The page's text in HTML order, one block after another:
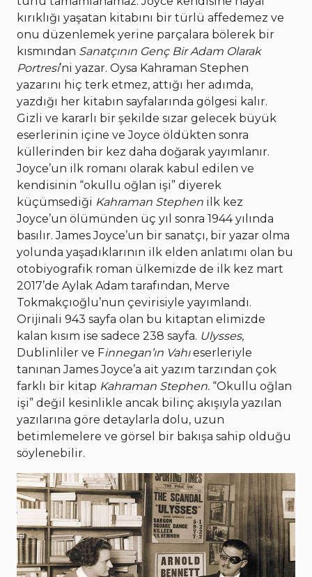
kırıklığı yaşatan kitabını bir türlü affedemez ve
onu düzenlemek yerine parçalara bölerek bir
kısmından Sanatçının Genç Bir Adam Olarak
Portresi’ni yazar. Oysa Kahraman Stephen
yazarını hiç terk etmez, attığı her adımda,
yazdığı her kitabın sayfalarında gölgesi kalır.
Gizli ve kararlı bir şekilde sızar gelecek büyük
eserlerinin içine ve Joyce öldükten sonra
küllerinden bir kez daha doğarak yayımlanır.
Joyce’un ilk romanı olarak kabul edilen ve
kendisinin “okullu oğlan işi” diyerek
küçümsediği Kahraman Stephen ilk kez
Joyce’un ölümünden üç yıl sonra 1944 yılında
basılır. James Joyce’un bir sanatçı, bir yazar olma
yolunda yaşadıklarının ilk elden anlatımı olan bu
otobiyografik roman ülkemizde de ilk kez mart
2017’de Aylak Adam tarafından, Merve
Tokmakçıoğlu’nun çevirisiyle yayımlandı.
Orijinali 943 sayfa olan bu kitaptan elimizde
kalan kısım ise sadece 238 sayfa. Ulysses,
Dublinliler ve Finnegan’ın Vahıeserleriyle
tanınan James Joyce’a ait yazım tarzından çok
farklı bir kitap Kahraman Stephen. “Okullu oğlan
işi” değil kesinlikle ancak bilinç akışıyla yazılan
yazılarına göre detaylarla dolu, uzun
betimlemelere ve görsel bir bakışa sahip olduğu
söylenebilir.